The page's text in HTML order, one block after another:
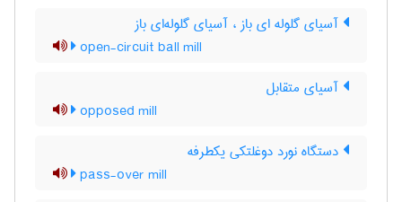
آسیای گلوله ای باز ، آسیای گلوله‌ای باز
open-circuit ball mill
آسیای متقابل
opposed mill
دستگاه نورد دوغلتکی یکطرفه
pass-over mill